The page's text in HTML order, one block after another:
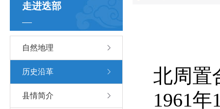
走进迭部
自然地理
历史沿革
县情简介
北周置
1961